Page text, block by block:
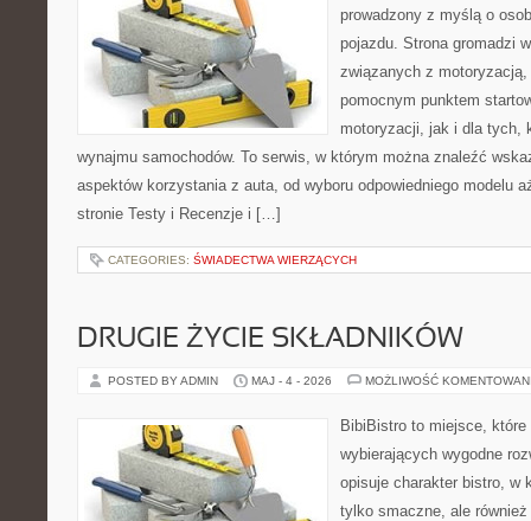
prowadzony z myślą o
pojazdu. Strona gromadzi
związanych z
pomocnym punktem
motoryzacji, jak i dla tych,
wynajmu samochodów. To serwis, w którym można znaleźć
aspektów korzystania z auta, od wyboru odpowiedniego modelu
stronie Testy i Recenzje i […]
CATEGORIES: ŚWIADECTWA WIERZĄCYCH
DRUGIE ŻYCIE SKŁADNIKÓW
POSTED BY ADMIN MAJ - 4 - 2026 MOŻLIWOŚĆ
BibiBistro to miejsce,
wybierających wygodne
opisuje charakter bistro, w
tylko smaczne, ale również